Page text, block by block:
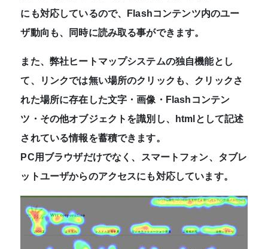
にも対応しているので、Flashコンテンツ内のユー
ザ動向も、同時に読み取る事ができます。
また、弊社ヒートマップシステムの独自機能とし
て、リンクでは無い場所のクリックも、クリックさ
れた場所に存在した文字・画像・Flashコンテン
ツ・その他オブジェクトを識別し、htmlとして記述
されている情報を蓄積できます。
PC用ブラウザだけでなく、
スマートフォン、タブレ
ットユーザからのアクセスにも対応しています。